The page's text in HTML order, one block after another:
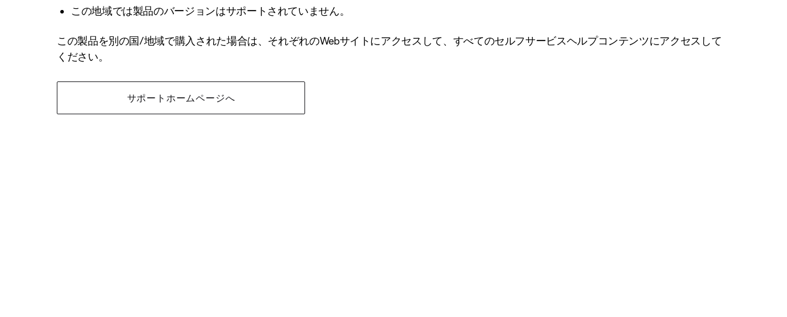
この地域では製品のバージョンはサポートされていません。
この製品を別の国/地域で購入された場合は、それぞれのWebサイトにアクセスして、すべてのセルフサービスヘルプコンテンツにアクセスして
ください。
サポートホームページへ